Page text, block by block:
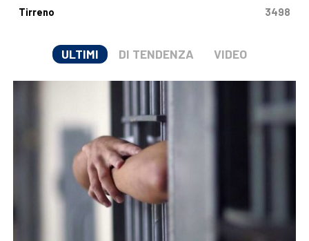
Tirreno
3498
ULTIMI DI TENDENZA VIDEO